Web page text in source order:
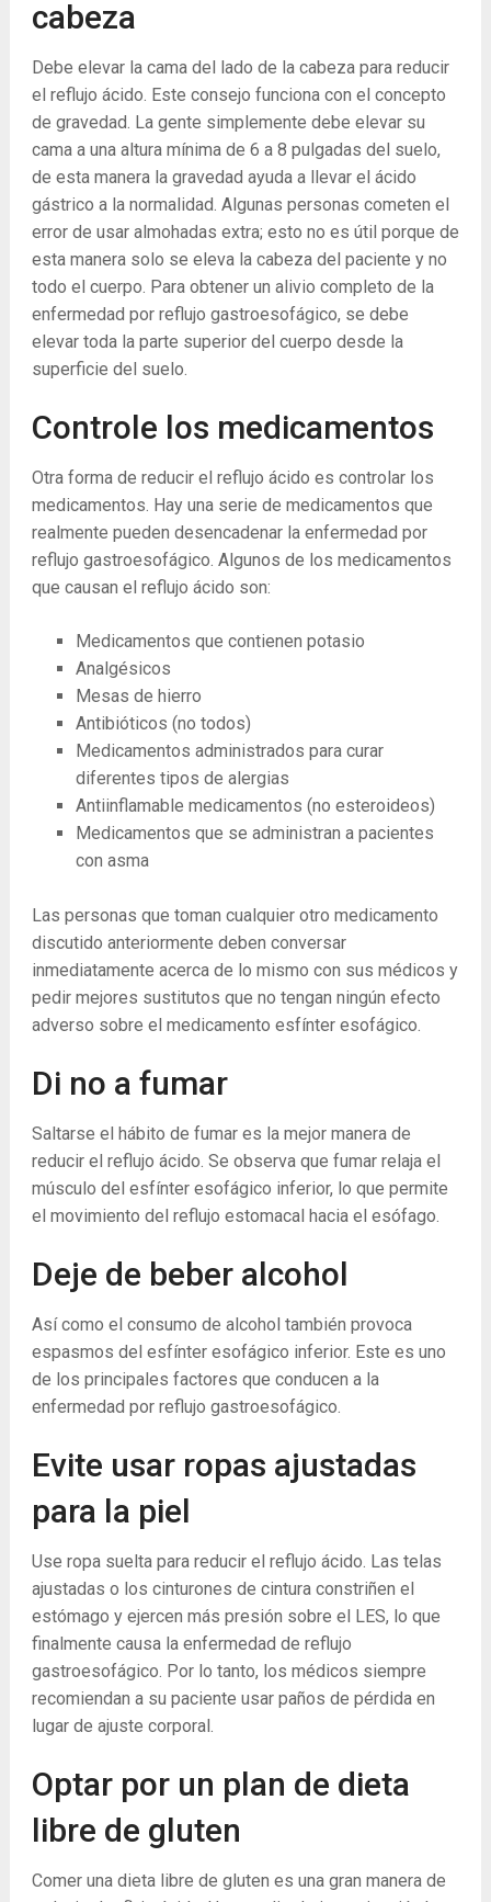
cabeza
Debe elevar la cama del lado de la cabeza para reducir
el reflujo ácido. Este consejo funciona con el concepto
de gravedad. La gente simplemente debe elevar su
cama a una altura mínima de 6 a 8 pulgadas del suelo,
de esta manera la gravedad ayuda a llevar el ácido
gástrico a la normalidad. Algunas personas cometen el
error de usar almohadas extra; esto no es útil porque de
esta manera solo se eleva la cabeza del paciente y no
todo el cuerpo. Para obtener un alivio completo de la
enfermedad por reflujo gastroesofágico, se debe
elevar toda la parte superior del cuerpo desde la
superficie del suelo.
Controle los medicamentos
Otra forma de reducir el reflujo ácido es controlar los
medicamentos. Hay una serie de medicamentos que
realmente pueden desencadenar la enfermedad por
reflujo gastroesofágico. Algunos de los medicamentos
que causan el reflujo ácido son:
Medicamentos que contienen potasio
Analgésicos
Mesas de hierro
Antibióticos (no todos)
Medicamentos administrados para curar
diferentes tipos de alergias
Antiinflamable medicamentos (no esteroideos)
Medicamentos que se administran a pacientes
con asma
Las personas que toman cualquier otro medicamento
discutido anteriormente deben conversar
inmediatamente acerca de lo mismo con sus médicos y
pedir mejores sustitutos que no tengan ningún efecto
adverso sobre el medicamento esfínter esofágico.
Di no a fumar
Saltarse el hábito de fumar es la mejor manera de
reducir el reflujo ácido. Se observa que fumar relaja el
músculo del esfínter esofágico inferior, lo que permite
el movimiento del reflujo estomacal hacia el esófago.
Deje de beber alcohol
Así como el consumo de alcohol también provoca
espasmos del esfínter esofágico inferior. Este es uno
de los principales factores que conducen a la
enfermedad por reflujo gastroesofágico.
Evite usar ropas ajustadas
para la piel
Use ropa suelta para reducir el reflujo ácido. Las telas
ajustadas o los cinturones de cintura constriñen el
estómago y ejercen más presión sobre el LES, lo que
finalmente causa la enfermedad de reflujo
gastroesofágico. Por lo tanto, los médicos siempre
recomiendan a su paciente usar paños de pérdida en
lugar de ajuste corporal.
Optar por un plan de dieta
libre de gluten
Comer una dieta libre de gluten es una gran manera de